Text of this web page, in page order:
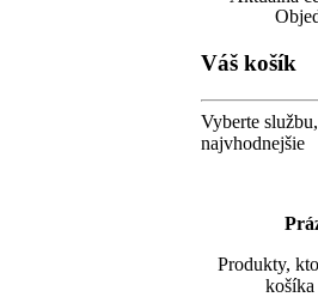
Váš košík
Vyberte
najvhodnejšie
Produkty,
košíka